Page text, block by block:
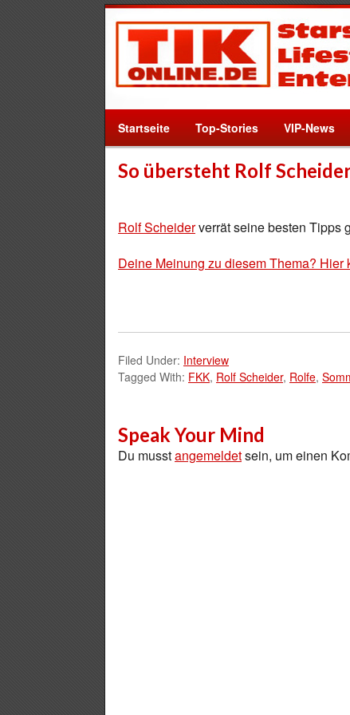
Startseite Top-Stories VIP-News
So übersteht Rolf
Rolf Scheiderverrät seine besten Tipps
Deine Meinung zu diesem Thema? Hier
Filed Under: Interview
Tagged With: FKK, Rolf Scheider, Rolfe,
Speak Your Mind
Du musstangemeldetsein, um einen